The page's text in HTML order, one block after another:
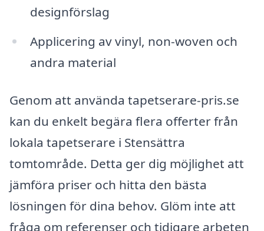
designförslag
Applicering av vinyl, non-woven och
andra material
Genom att använda tapetserare-pris.se
kan du enkelt begära flera offerter från
lokala tapetserare i Stensättra
tomtområde. Detta ger dig möjlighet att
jämföra priser och hitta den bästa
lösningen för dina behov. Glöm inte att
fråga om referenser och tidigare arbeten